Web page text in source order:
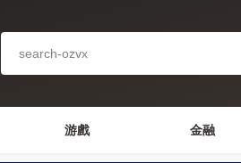
游戲 金融